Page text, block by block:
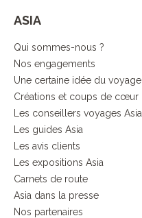
ASIA
Qui sommes-nous ?
Nos engagements
Une certaine idée du voyage
Créations et coups de cœur
Les conseillers voyages Asia
Les guides Asia
Les avis clients
Les expositions Asia
Carnets de route
Asia dans la presse
Nos partenaires